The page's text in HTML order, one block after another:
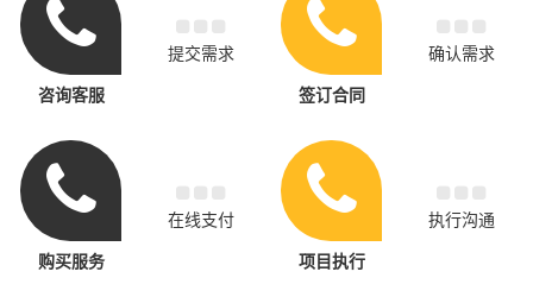
咨询客服
提交需求
签订合同
确认需求
购买服务
在线支付
项目执行
执行沟通